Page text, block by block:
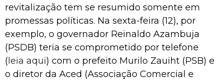
revitalização tem se resumido somente em
promessas políticas. Na sexta-feira (12), por
exemplo, o governador Reinaldo Azambuja
(PSDB) teria se comprometido por telefone
(leia aqui) com o prefeito Murilo Zauiht (PSB) e
o diretor da Aced (Associação Comercial e